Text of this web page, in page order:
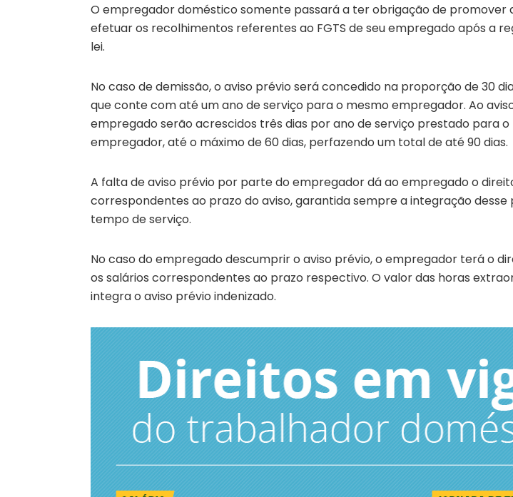
O empregador doméstico somente passará a ter obrigação de promover
efetuar os recolhimentos referentes ao FGTS de seu empregado após a
lei.
No caso de demissão, o aviso prévio será concedido na proporção de 30
que conte com até um ano de serviço para o mesmo empregador. Ao
empregado serão acrescidos três dias por ano de serviço prestado para o
empregador, até o máximo de 60 dias, perfazendo um total de até 90 dias.
A falta de aviso prévio por parte do empregador dá ao empregado o
correspondentes ao prazo do aviso, garantida sempre a integração desse
tempo de serviço.
No caso do empregado descumprir o aviso prévio, o empregador terá o
os salários correspondentes ao prazo respectivo. O valor das horas
integra o aviso prévio indenizado.